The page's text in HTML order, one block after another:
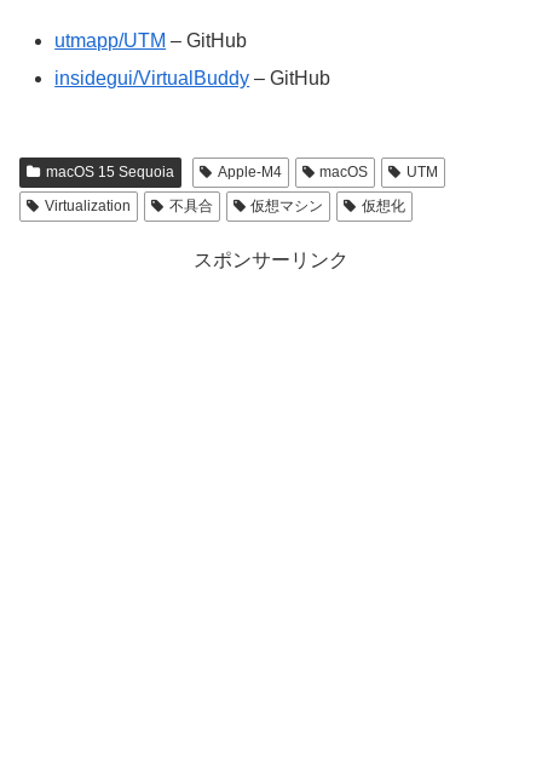
utmapp/UTM – GitHub
insidegui/VirtualBuddy – GitHub
macOS 15 Sequoia Apple-M4 macOS
UTM
Virtualization
不具合 仮想マシン 仮想化
スポンサーリンク